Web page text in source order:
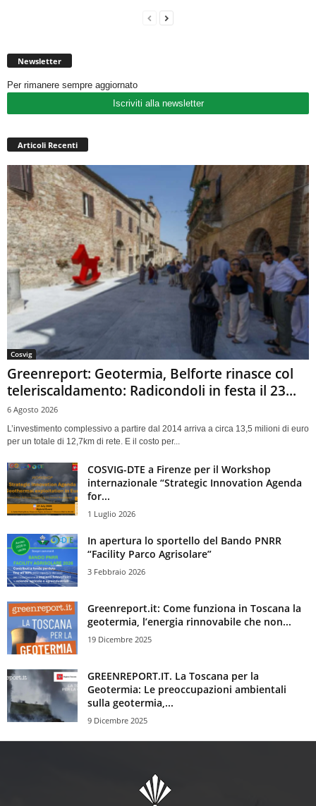
Newsletter
Per rimanere sempre aggiornato
Iscriviti alla newsletter
Articoli Recenti
Cosvig
Greenreport: Geotermia, Belforte rinasce col
teleriscaldamento: Radicondoli in festa il 23...
6 Agosto 2026
L’investimento complessivo a partire dal 2014 arriva a circa 13,5 milioni di euro
per un totale di 12,7km di rete. E il costo per...
COSVIG-DTE a Firenze per il Workshop
internazionale “Strategic Innovation Agenda
for...
1 Luglio 2026
In apertura lo sportello del Bando PNRR
“Facility Parco Agrisolare”
3 Febbraio 2026
Greenreport.it: Come funziona in Toscana la
geotermia, l’energia rinnovabile che non...
19 Dicembre 2025
GREENREPORT.IT. La Toscana per la
Geotermia: Le preoccupazioni ambientali
sulla geotermia,...
9 Dicembre 2025